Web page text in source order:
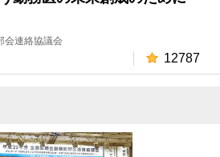
会連絡協議会
12787